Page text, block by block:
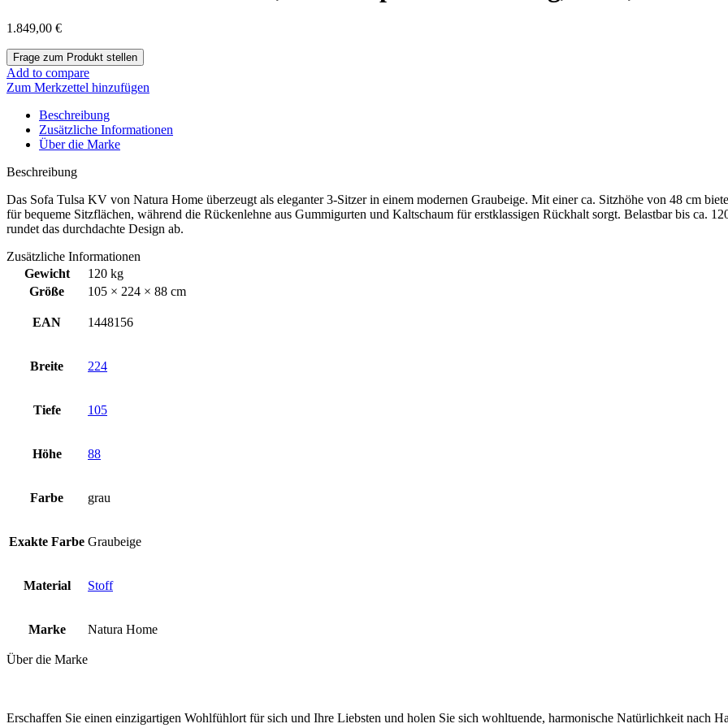
1.849,00 €
Add to compare
Zum Merkzettel hinzufügen
Beschreibung
Zusätzliche Informationen
Über die Marke
Beschreibung
Das Sofa Tulsa KV von Natura Home überzeugt als eleganter 3-Sitzer in einem modernen Graubeige. Mit einer ca. Sitzhöhe von 48 cm
für bequeme Sitzflächen, während die Rückenlehne aus Gummigurten und Kaltschaum für erstklassigen Rückhalt sorgt. Belastbar bis ca.
rundet das durchdachte Design ab.
Zusätzliche Informationen
Gewicht
120 kg
Größe
105 × 224 × 88 cm
EAN 1448156
Breite 224
Tiefe 105
Höhe 88
Farbe grau
Exakte Farbe Graubeige
Material Stoff
Marke Natura Home
Über die Marke
Erschaffen Sie einen einzigartigen Wohlfühlort für sich und Ihre Liebsten und holen Sie sich wohltuende, harmonische Natürlichkeit nach